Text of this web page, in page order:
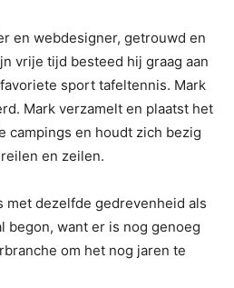
en webdesigner, getrouwd en
vrije tijd besteed hij graag aan
sport tafeltennis. Mark
Mark verzamelt en plaatst het
campings en houdt zich bezig
en zeilen.
met dezelfde gedrevenheid als
begon, want er is nog genoeg
om het nog jaren te